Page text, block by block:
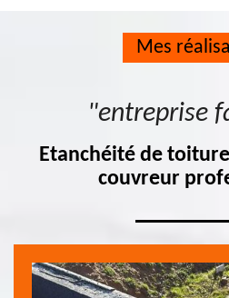
Mes
"entreprise
Etanchéité de
couvreur